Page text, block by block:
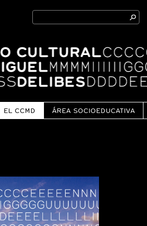
Search
for:
EL CCMD ÁREA SOCIOEDUCATIVA